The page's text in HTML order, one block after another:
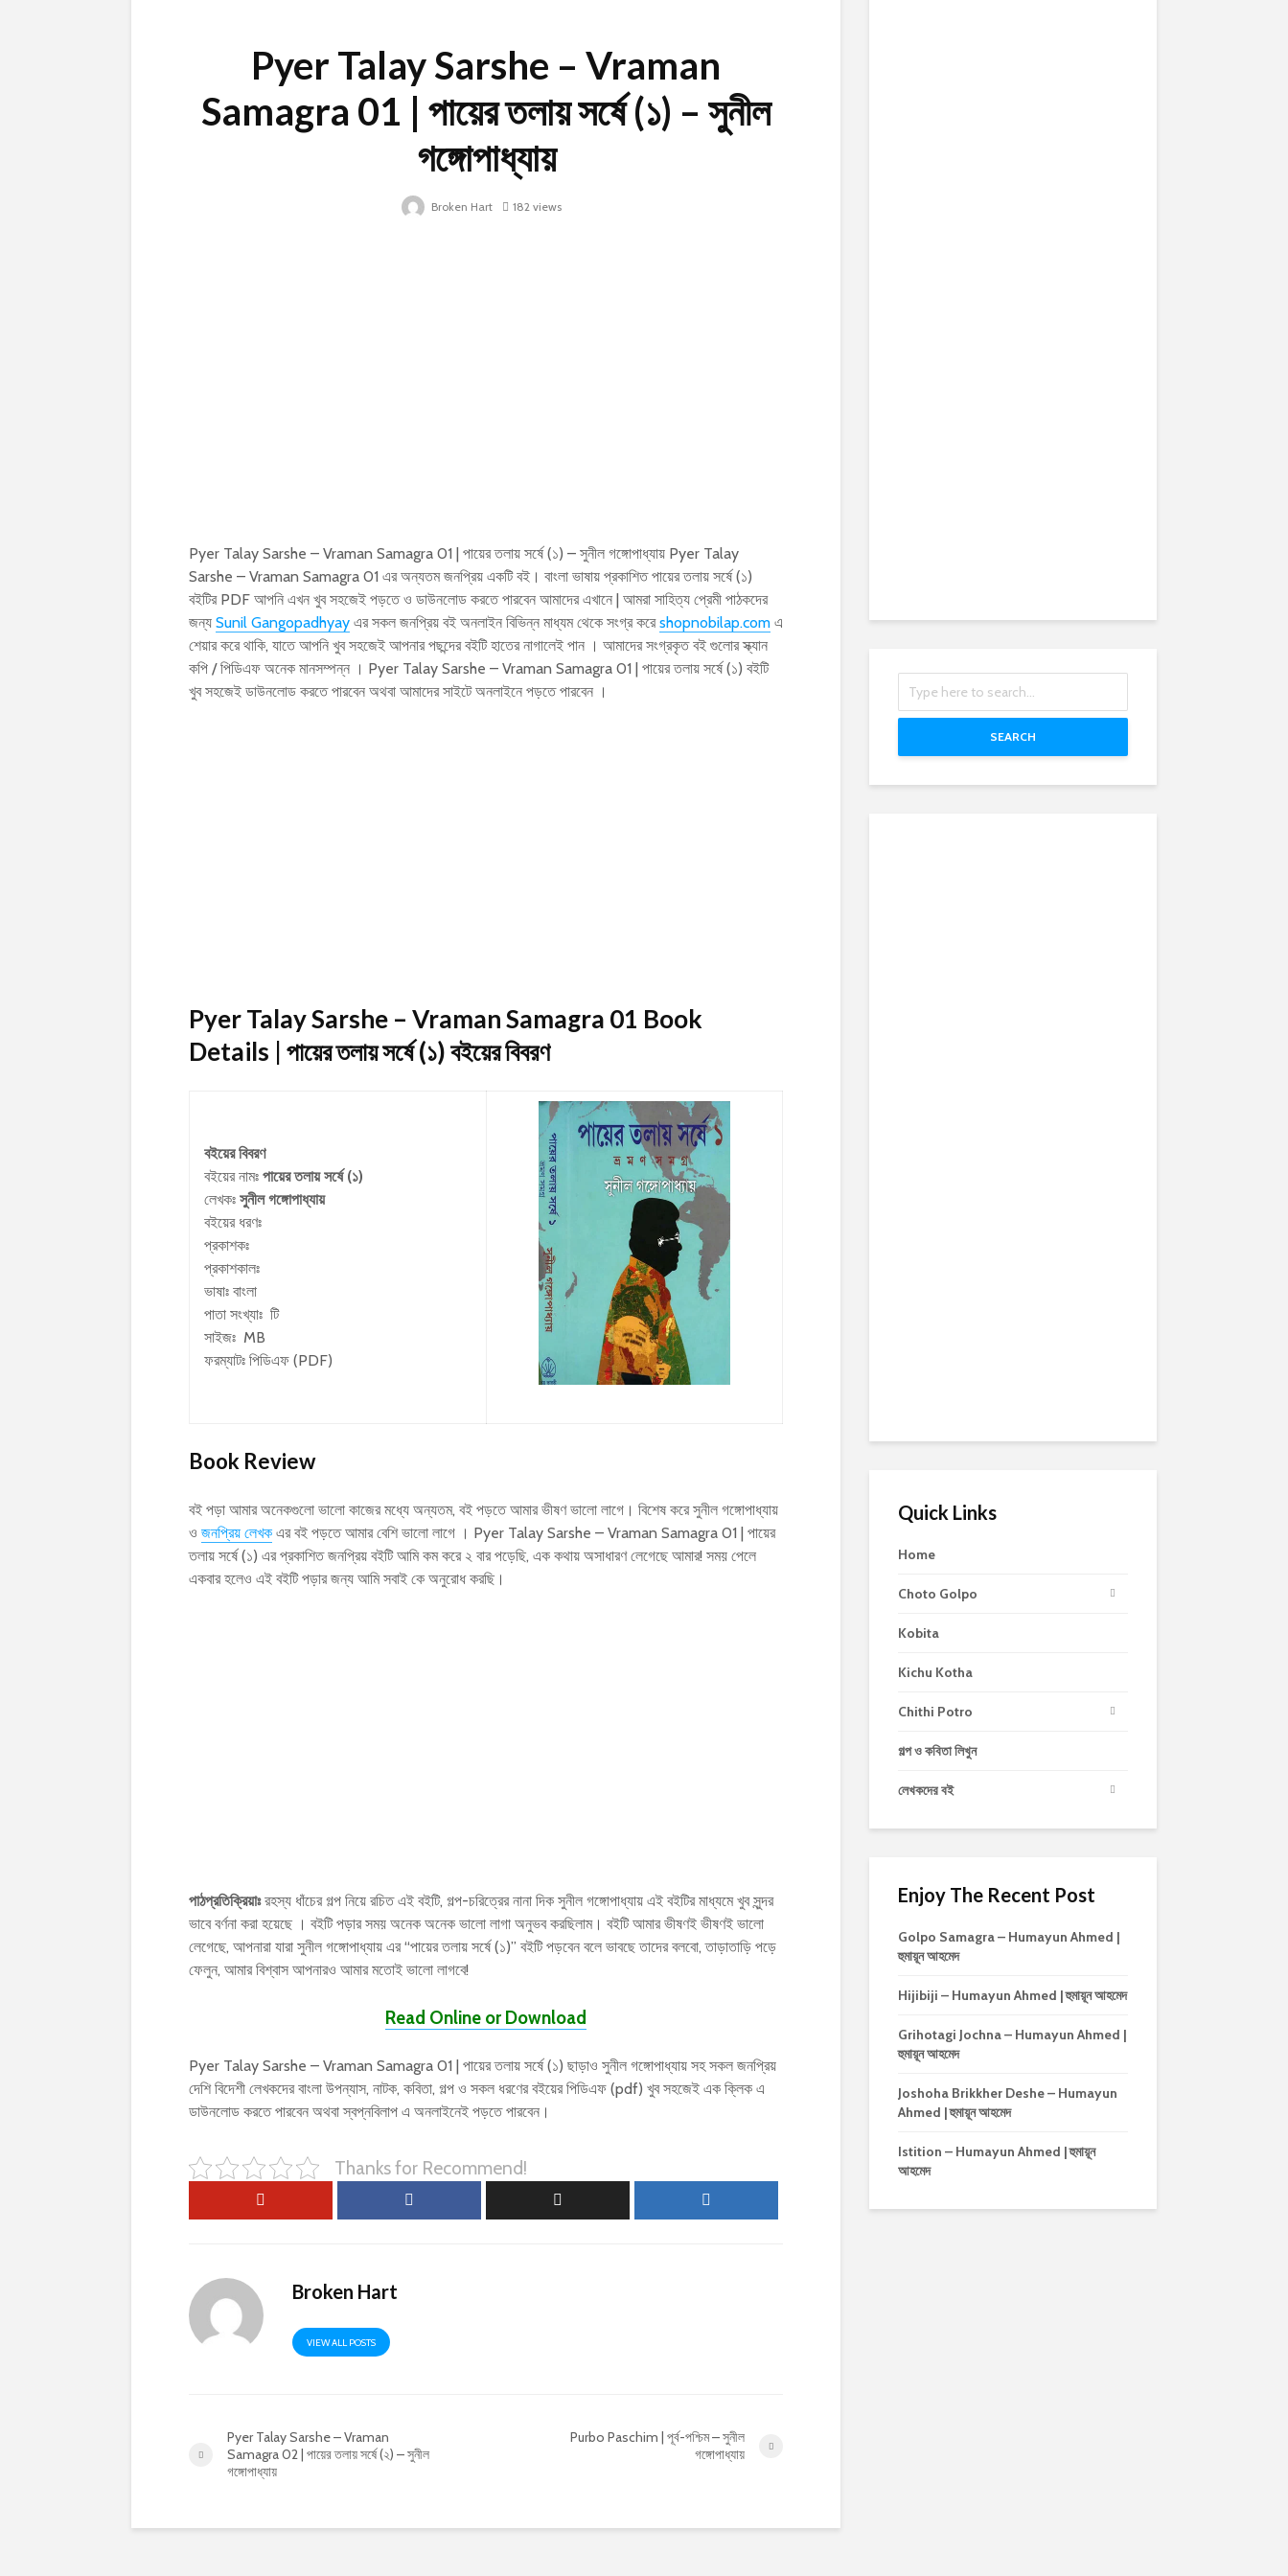
Pyer Talay Sarshe – Vraman
Samagra 01 | পায়ের তলায় সর্ষে (১) – সুনীল
গঙ্গোপাধ্যায়
Broken Hart 182 views
Pyer Talay Sarshe – Vraman Samagra 01 | পায়ের তলায় সর্ষে (১) – সুনীল গঙ্গোপাধ্যায় Pyer Talay
Sarshe – Vraman Samagra 01 এর অন্যতম জনপ্রিয় একটি বই। বাংলা ভাষায় প্রকাশিত পায়ের তলায় সর্ষে (১)
বইটির PDF আপনি এখন খুব সহজেই পড়তে ও ডাউনলোড করতে পারবেন আমাদের এখানে | আমরা সাহিত্য প্রেমী পাঠকদের
জন্য Sunil Gangopadhyay এর সকল জনপ্রিয় বই অনলাইন বিভিন্ন মাধ্যম থেকে সংগ্র করেshopnobilap.com এ
শেয়ার করে থাকি, যাতে আপনি খুব সহজেই আপনার পছন্দের বইটি হাতের নাগালেই পান । আমাদের সংগ্রকৃত বই গুলোর স্ক্যান
কপি / পিডিএফ অনেক মানসম্পন্ন । Pyer Talay Sarshe – Vraman Samagra 01 | পায়ের তলায় সর্ষে (১) বইটি
খুব সহজেই ডাউনলোড করতে পারবেন অথবা আমাদের সাইটে অনলাইনে পড়তে পারবেন ।
Pyer Talay Sarshe – Vraman Samagra 01 Book
Details | পায়ের তলায় সর্ষে (১)বইয়ের বিবরণ
বইয়ের বিবরণ
বইয়ের নামঃ পায়ের তলায় সর্ষে (১)
লেখকঃ সুনীল গঙ্গোপাধ্যায়
বইয়ের ধরণঃ
প্রকাশকঃ
প্রকাশকালঃ
ভাষাঃ বাংলা
পাতা সংখ্যাঃ টি
সাইজঃ MB
ফরম্যাটঃ পিডিএফ (PDF)
Book Review
বই পড়া আমার অনেকগুলো ভালো কাজের মধ্যে অন্যতম, বই পড়তে আমার ভীষণ ভালো লাগে। বিশেষ করে সুনীল গঙ্গোপাধ্যায়
ও জনপ্রিয় লেখক এর বই পড়তে আমার বেশি ভালো লাগে । Pyer Talay Sarshe – Vraman Samagra 01 | পায়ের
তলায় সর্ষে (১) এর প্রকাশিত জনপ্রিয় বইটি আমি কম করে ২ বার পড়েছি, এক কথায় অসাধারণ লেগেছে আমার! সময় পেলে
একবার হলেও এই বইটি পড়ার জন্য আমি সবাই কে অনুরোধ করছি।
পাঠপ্রতিক্রিয়াঃরহস্য ধাঁচের গল্প নিয়ে রচিত এই বইটি, গল্প-চরিত্রের নানা দিক সুনীল গঙ্গোপাধ্যায় এই বইটির মাধ্যমে খুব সুন্দর
ভাবে বর্ণনা করা হয়েছে । বইটি পড়ার সময় অনেক অনেক ভালো লাগা অনুভব করছিলাম। বইটি আমার ভীষণই ভীষণই ভালো
লেগেছে, আপনারা যারা সুনীল গঙ্গোপাধ্যায় এর “পায়ের তলায় সর্ষে (১)” বইটি পড়বেন বলে ভাবছে তাদের বলবো, তাড়াতাড়ি পড়ে
ফেলুন, আমার বিশ্বাস আপনারও আমার মতোই ভালো লাগবে!
Read Online or Download
Pyer Talay Sarshe – Vraman Samagra 01 | পায়ের তলায় সর্ষে (১) ছাড়াও সুনীল গঙ্গোপাধ্যায় সহ সকল জনপ্রিয়
দেশি বিদেশী লেখকদের বাংলা উপন্যাস, নাটক, কবিতা, গল্প ও সকল ধরণের বইয়ের পিডিএফ (pdf) খুব সহজেই এক ক্লিক এ
ডাউনলোড করতে পারবেন অথবা স্বপ্নবিলাপ এ অনলাইনেই পড়তে পারবেন।
Thanks for Recommend!
Broken Hart
VIEW ALL POSTS
Pyer Talay Sarshe – Vraman
Samagra 02 | পায়ের তলায় সর্ষে (২) – সুনীল
গঙ্গোপাধ্যায়
Purbo Paschim | পূর্ব-পশ্চিম – সুনীল
গঙ্গোপাধ্যায়
SEARCH
Quick Links
Home
Choto Golpo
Kobita
Kichu Kotha
Chithi Potro
গল্প ও কবিতা লিখুন
লেখকদের বই
Enjoy The Recent Post
Golpo Samagra – Humayun Ahmed |
হুমায়ূন আহমেদ
Hijibiji – Humayun Ahmed | হুমায়ূন আহমেদ
Grihotagi Jochna – Humayun Ahmed |
হুমায়ূন আহমেদ
Joshoha Brikkher Deshe – Humayun
Ahmed | হুমায়ূন আহমেদ
Istition – Humayun Ahmed | হুমায়ূন
আহমেদ